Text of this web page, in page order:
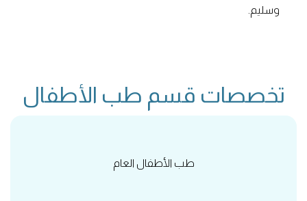
وسليم.
تخصصات قسم طب الأطفال
طب الأطفال العام